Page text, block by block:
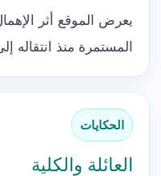
يعرض الموقع أثر
المستمرة منذ انتقاله
الحكايات
العائلة والكلية